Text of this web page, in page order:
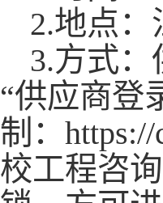
2.地点
3.方式
“供应商登
制：
校工程咨